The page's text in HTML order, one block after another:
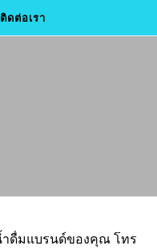
ติดต่อเรา